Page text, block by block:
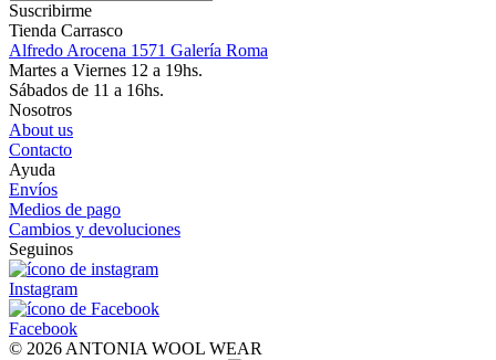
Suscribirme
Tienda Carrasco
Alfredo Arocena 1571 Galería Roma
Martes a Viernes 12 a 19hs.
Sábados de 11 a 16hs.
Nosotros
About us
Contacto
Ayuda
Envíos
Medios de pago
Cambios y devoluciones
Seguinos
Instagram
Facebook
© 2026 ANTONIA WOOL WEAR